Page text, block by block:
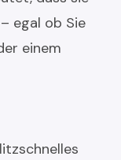
egal ob Sie
einem